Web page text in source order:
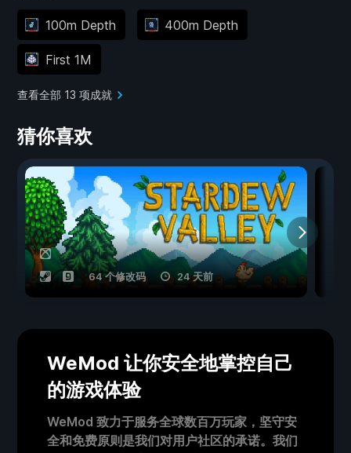
100m Depth 400m Depth
First 1M
查看全部 13 项成就
猜你喜欢
64 个修改码 24 天前
WeMod 让你安全地掌控自己
的游戏体验
WeMod 致力于服务全球数百万玩家，坚守安
全和免费原则是我们对用户社区的承诺。我们